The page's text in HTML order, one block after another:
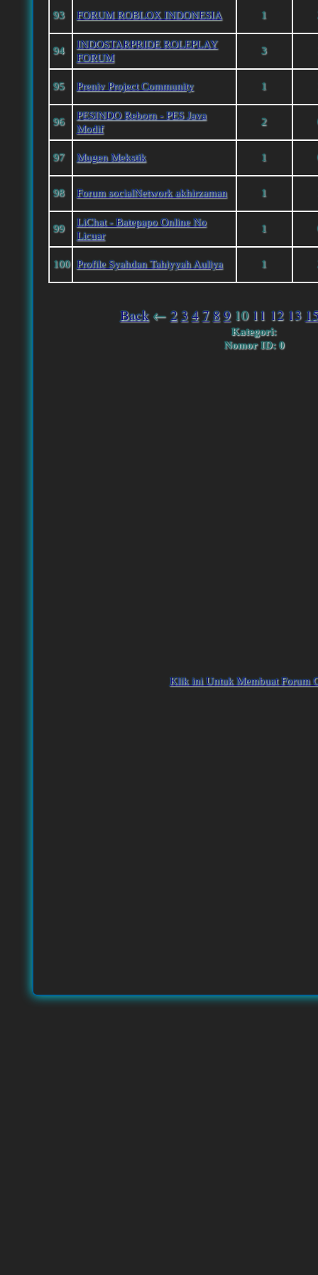
93 FORUM ROBLOX INDONESIA 1
94
INDOSTARPRIDE ROLEPLAY
FORUM
3
95 Preniv Project Community 1
96
PESINDO Reborn - PES Java
Modif
2
97 Mugen Mekstik 1
98 Forum socialNetwork akhirzaman 1
99
LiChat - Batepapo Online No
Licuar
1
100 Profile Syahdan Tahiyyah Auliya 1
Back← 2 34 7 8 9 10 11 12 13
Kategori:
Nomor ID: 0
Klik ini Untuk Membuat Forum